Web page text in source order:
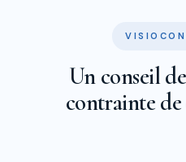
Un conseil
contrainte